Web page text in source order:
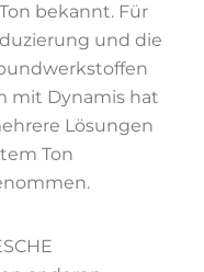
bekannt. Für
und die
mit Dynamis hat
Lösungen
Ton